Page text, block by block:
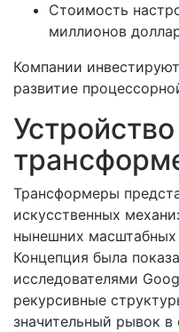
Стоимость
миллионов
Компании
развитие
Устройство
Трансформеры
искусственных
нынешних
Концепция была
исследователями
рекурсивные
значительный рывок в